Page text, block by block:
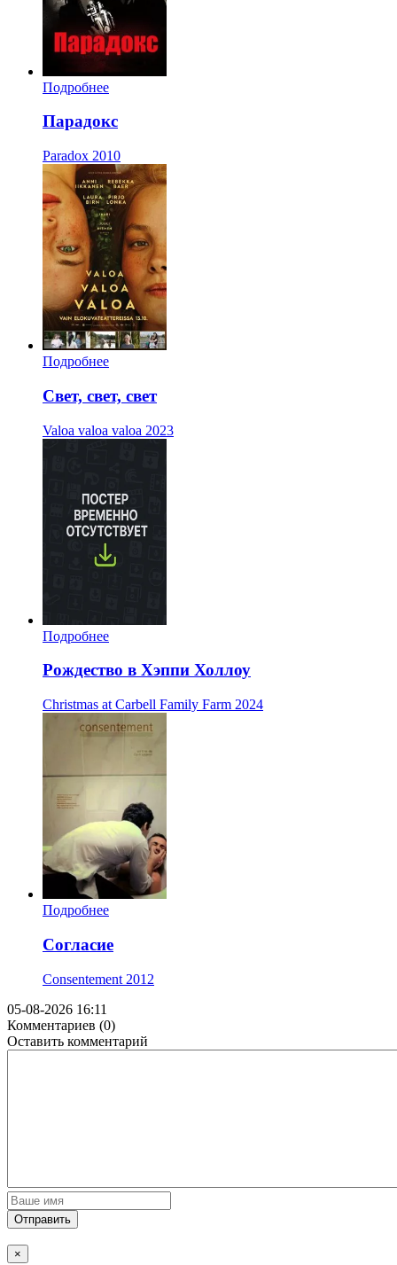
Подробнее
Парадокс
Paradox 2010
Подробнее
Свет, свет, свет
Valoa valoa valoa 2023
Подробнее
Рождество в Хэппи Холлоу
Christmas at Carbell Family Farm 2024
Подробнее
Согласие
Consentement 2012
05-08-2026 16:11
Комментариев (0)
Оставить комментарий
Отправить
×